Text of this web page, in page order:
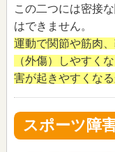
この二つには密接
はできません。
運動で関節や筋肉
（外傷）しやすく
害が起きやすくなる
スポーツ障